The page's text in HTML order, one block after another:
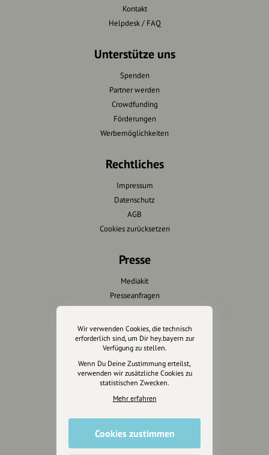
Kontakt
Helpdesk / FAQ
Unterstütze uns
Spenden
Partner werden
Crowdfunding
Förderungen
Werbemöglichkeiten
Rechtliches
Impressum
Datenschutz
AGB
Cookies zurücksetzen
Presse
Mediakit
Presseanfragen
Wir unterstützen Euch
Fotografie & mehr
Marketing
Anakin Design
Wir verwenden Cookies, die technisch
erforderlich sind, um Dir hey.bayern zur
Verfügung zu stellen.
Wenn Du Deine Zustimmung erteilst,
verwenden wir zusätzliche Cookies zu
statistischen Zwecken.
Mehr erfahren
Cookies zustimmen